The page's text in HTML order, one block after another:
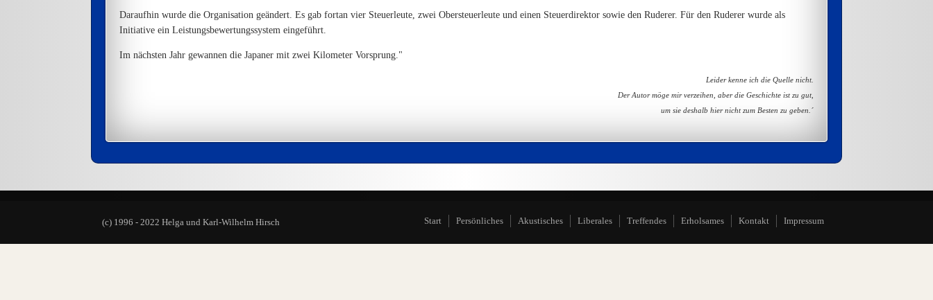
Daraufhin wurde die Organisation geändert. Es gab fortan vier Steuerleute, zwei Obersteuerleute und einen Steuerdirektor sowie den Ruderer. Für den Ruderer wurde als
Initiative ein Leistungsbewertungssystem eingeführt.
Im nächsten Jahr gewannen die Japaner mit zwei Kilometer Vorsprung."
Leider kenne ich die Quelle nicht.
Der Autor möge mir verzeihen, aber die Geschichte ist zu gut,
um sie deshalb hier nicht zum Besten zu geben.´
Start Persönliches Akustisches Liberales Treffendes Erholsames Kontakt Impressum
(c) 1996 - 2022 Helga und Karl-Wilhelm Hirsch